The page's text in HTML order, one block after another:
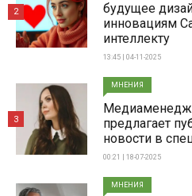
будущее
инновациям
интеллекту
13:45 | 04-11-2025
2
МНЕНИЯ
предлагает
новости в
00:21 | 18-07-2025
3
МНЕНИЯ